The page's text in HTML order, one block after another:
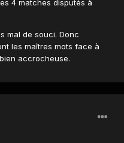
4 matches disputés à
mal de souci. Donc
les maîtres mots face à
accrocheuse.